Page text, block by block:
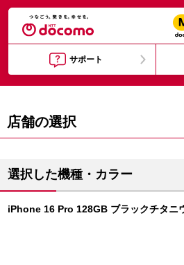
サポート
店舗の選択
選択した機種・カラー
iPhone 16 Pro 128GB ブラックチタニ